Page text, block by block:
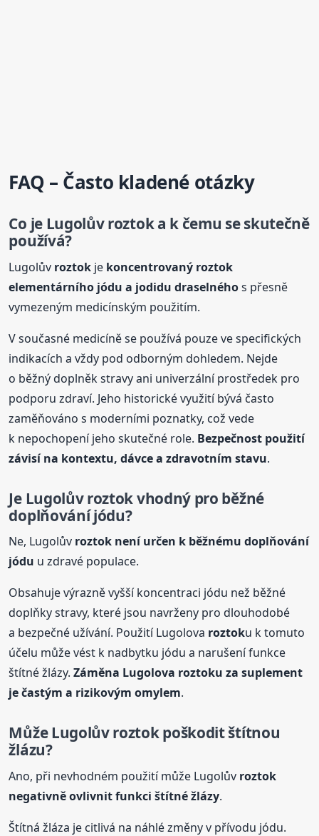
FAQ – Často kladené otázky
Co je Lugolůvroztoka k čemu se skutečně
používá?
Lugolův roztok je koncentrovaný roztok
elementárního jódu a jodidu draselnéhos přesně
vymezeným medicínským použitím.
V současné medicíně se používá pouze ve specifických
indikacích a vždy pod odborným dohledem. Nejde
o běžný doplněk stravy ani univerzální prostředek pro
podporu zdraví. Jeho historické využití bývá často
zaměňováno s moderními poznatky, což vede
k nepochopení jeho skutečné role. Bezpečnost použití
závisí na kontextu, dávce a zdravotním stavu.
Je Lugolůvroztokvhodný pro běžné
doplňování jódu?
Ne, Lugolův roztok není určen k běžnému doplňování
jódu u zdravé populace.
Obsahuje výrazně vyšší koncentraci jódu než běžné
doplňky stravy, které jsou navrženy pro dlouhodobé
a bezpečné užívání. Použití Lugolova roztoku k tomuto
účelu může vést k nadbytku jódu a narušení funkce
štítné žlázy.Záměna Lugolova roztoku za suplement
je častým a rizikovým omylem.
Může Lugolůvroztokpoškodit štítnou
žlázu?
Ano, při nevhodném použití může Lugolův roztok
negativně ovlivnit funkci štítné žlázy.
Štítná žláza je citlivá na náhlé změny v přívodu jódu.